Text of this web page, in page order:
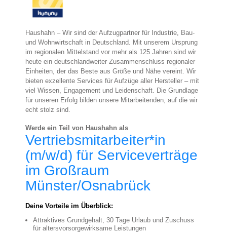
Haushahn – Wir sind der Aufzugpartner für Industrie, Bau-
und Wohnwirtschaft in Deutschland. Mit unserem Ursprung
im regionalen Mittelstand vor mehr als 125 Jahren sind wir
heute ein deutschlandweiter Zusammenschluss regionaler
Einheiten, der das Beste aus Größe und Nähe vereint. Wir
bieten exzellente Services für Aufzüge aller Hersteller – mit
viel Wissen, Engagement und Leidenschaft. Die Grundlage
für unseren Erfolg bilden unsere Mitarbeitenden, auf die wir
echt stolz sind.
Werde ein Teil von Haushahn als
Vertriebsmitarbeiter*in
(m/w/d) für Serviceverträge
im Großraum
Münster/Osnabrück
Deine Vorteile im Überblick:
Attraktives Grundgehalt, 30 Tage Urlaub und Zuschuss
für altersvorsorgewirksame Leistungen